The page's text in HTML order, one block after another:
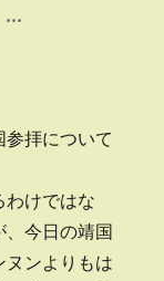
…
スコミ” の
拝について
けではな
、今日の靖国
ンよりもは